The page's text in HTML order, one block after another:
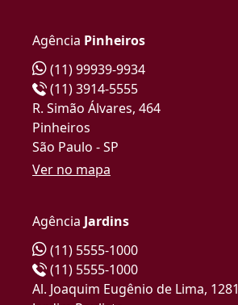
Agência Pinheiros
(11) 99939-9934
(11) 3914-5555
R. Simão Álvares, 464
Pinheiros
São Paulo - SP
Ver no mapa
Agência Jardins
(11) 5555-1000
(11) 5555-1000
Al. Joaquim Eugênio de Lima, 1281